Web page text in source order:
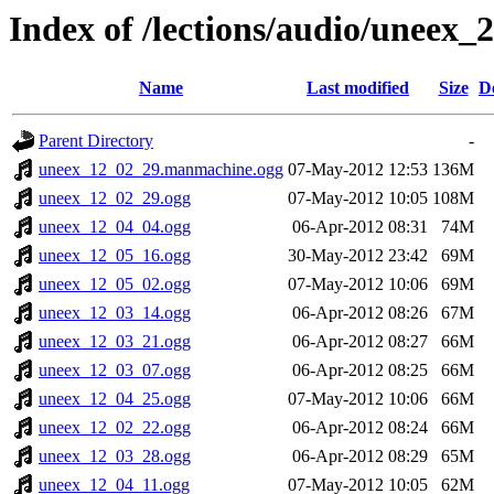
Index of /lections/audio/
Name Last modified Size
Parent Directory
-
uneex_12_02_29.manmachine.ogg 07-May-2012 12:53 136M
uneex_12_02_29.ogg
07-May-2012 10:05 108M
uneex_12_04_04.ogg
06-Apr-2012 08:31
74M
uneex_12_05_16.ogg
30-May-2012 23:42
69M
uneex_12_05_02.ogg
07-May-2012 10:06
69M
uneex_12_03_14.ogg
06-Apr-2012 08:26
67M
uneex_12_03_21.ogg
06-Apr-2012 08:27
66M
uneex_12_03_07.ogg
06-Apr-2012 08:25
66M
uneex_12_04_25.ogg
07-May-2012 10:06
66M
uneex_12_02_22.ogg
06-Apr-2012 08:24
66M
uneex_12_03_28.ogg
06-Apr-2012 08:29
65M
uneex_12_04_11.ogg
07-May-2012 10:05 62M